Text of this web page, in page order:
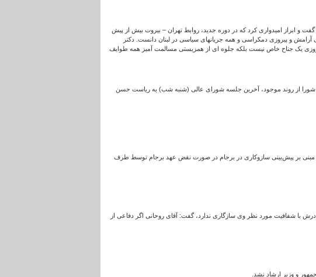
و ابراز امیدواری کرد که در دوره جدید، روابط تهران – بیروت بیش از پیش
و پیروزی دمکراسی و همه جریانهای سیاسی در لبنان دانست. دکتر
یک جناح خاص نیست بلکه جلوه ای از همزیستی مسالمت آمیز همه طوایف
از روند موجود، آخرین جلسه شورای عالی (شنبه شب) به ریاست حسن
مبنی بر پیش‌بینی سازوکاری در برجام در صورت نقض عهد برجام توسط طرف
با شفافیت مورد نظر وی سازگاری ندارد، گفت: آقای روحانی اگر دفاعی از
و وزیر ارشاد نشد.